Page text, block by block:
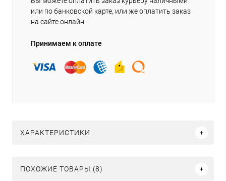
или по банковской карте, или же оплатить заказ
на сайте онлайн.
Принимаем к оплате
ХАРАКТЕРИСТИКИ
ПОХОЖИЕ ТОВАРЫ (8)